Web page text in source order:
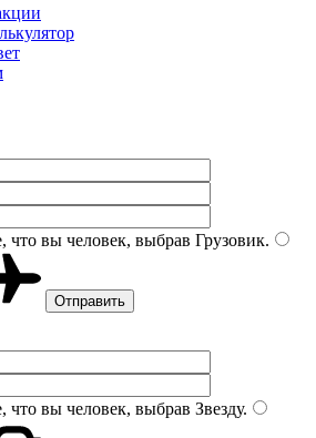
что вы человек, выбрав Грузовик.
что вы человек, выбрав Звезду.